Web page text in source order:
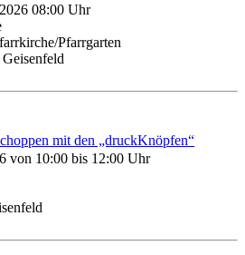
08:00 Uhr
Pfarrgarten
mit den „druckKnöpfen“
von 10:00 bis 12:00 Uhr